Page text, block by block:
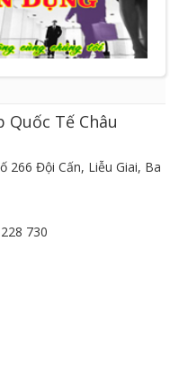
Quốc Tế Châu
266 Đội Cấn, Liễu Giai, Ba
730